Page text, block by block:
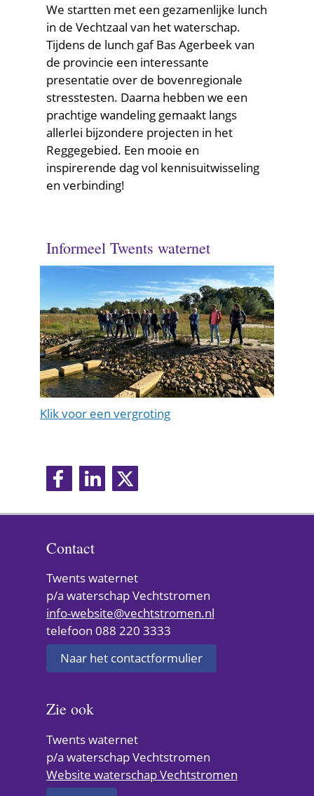
We startten met een gezamenlijke lunch
in de Vechtzaal van het waterschap.
Tijdens de lunch gaf Bas Agerbeek van
de provincie een interessante
presentatie over de bovenregionale
stresstesten. Daarna hebben we een
prachtige wandeling gemaakt langs
allerlei bijzondere projecten in het
Reggegebied. Een mooie en
inspirerende dag vol kennisuitwisseling
en verbinding!
Informeel Twents waternet
Klik voor een vergroting(afbeelding:
D
e
l
n
Delen
op
naar
andere
website)
Delen
op
andere
website)
op
andere
website)
Contact
Twents waternet
p/a waterschap Vechtstromen
info-website@vechtstromen.nl
telefoon 088 220 3333
Naar het contactformulier
Zie ook
Twents waternet
p/a waterschap Vechtstromen
Website waterschap Vechtstromen(verwijst